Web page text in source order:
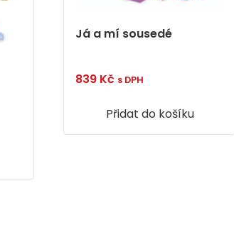
Já a mí sousedé
839 Kč s DPH
Přidat do košíku